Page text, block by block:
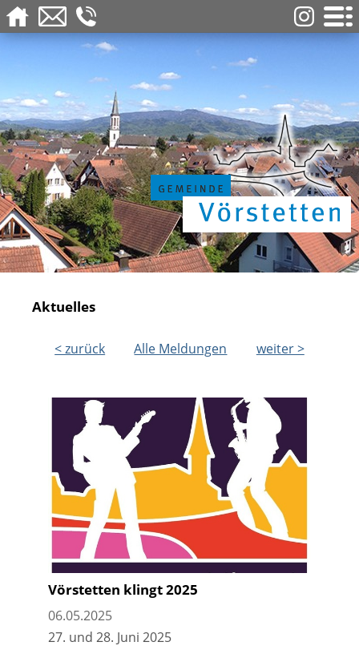
Aktuelles
< zurück Alle Meldungen weiter >
Vörstetten klingt 2025
06.05.2025
27. und 28. Juni 2025